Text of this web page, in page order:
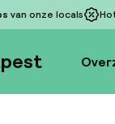
van onze locals